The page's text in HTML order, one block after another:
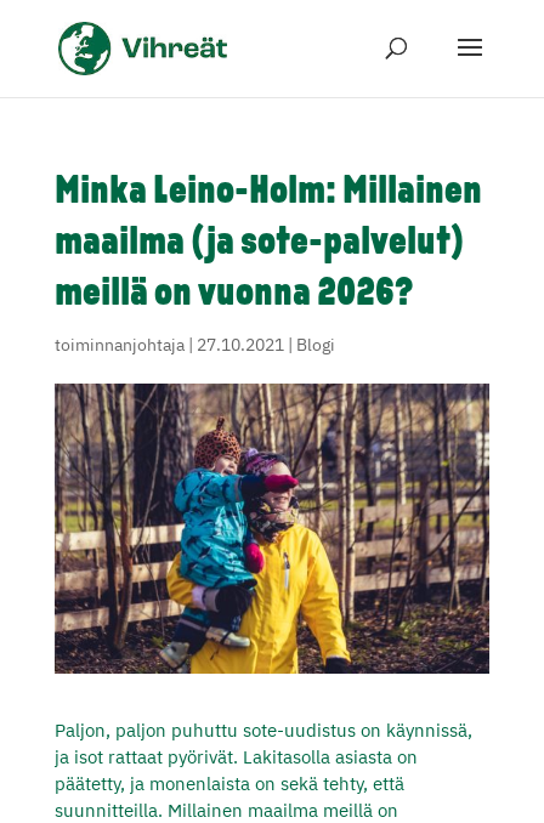
Minka Leino-Holm: Millainen
maailma (ja sote-palvelut)
meillä on vuonna 2026?
toiminnanjohtaja| 27.10.2021| Blogi
Paljon, paljon puhuttu sote-uudistus on käynnissä,
ja isot rattaat pyörivät. Lakitasolla asiasta on
päätetty, ja monenlaista on sekä tehty, että
suunnitteilla. Millainen maailma meillä on